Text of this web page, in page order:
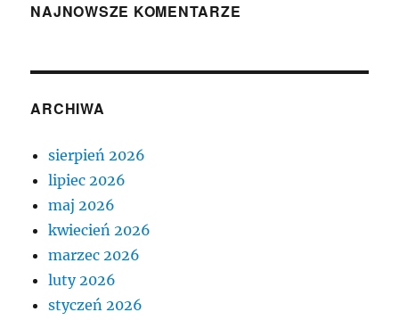
NAJNOWSZE KOMENTARZE
ARCHIWA
sierpień 2026
lipiec 2026
maj 2026
kwiecień 2026
marzec 2026
luty 2026
styczeń 2026